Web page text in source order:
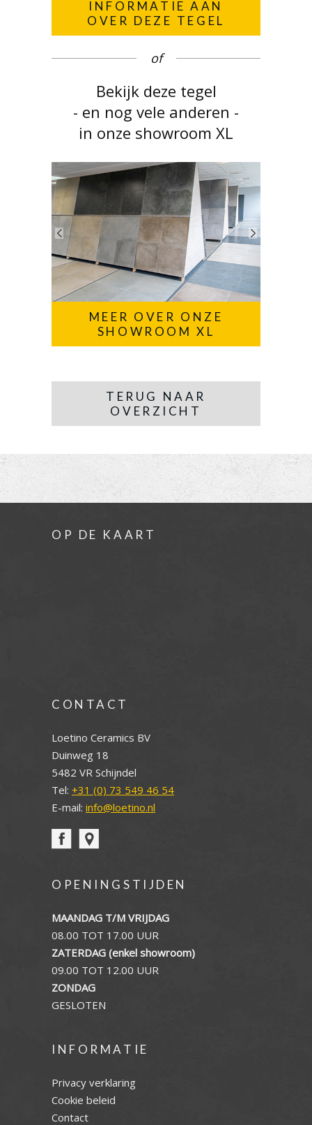
INFORMATIE AAN
OVER DEZE TEGEL
of
Bekijk deze tegel
- en nog vele anderen -
in onze showroom XL
MEER OVER ONZE
SHOWROOM XL
TERUG NAAR
OVERZICHT
OP DE KAART
CONTACT
Loetino Ceramics BV
Duinweg 18
5482 VR Schijndel
Tel: +31 (0) 73 549 46 54
E-mail: info@loetino.nl
OPENINGSTIJDEN
MAANDAG T/M VRIJDAG
08.00 TOT 17.00 UUR
ZATERDAG (enkel showroom)
09.00 TOT 12.00 UUR
ZONDAG
GESLOTEN
INFORMATIE
Privacy verklaring
Cookie beleid
Contact